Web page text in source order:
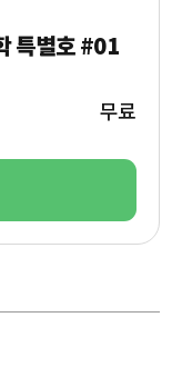
특별호 #01
무료